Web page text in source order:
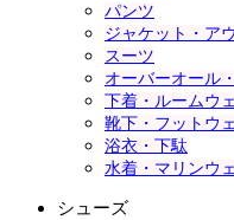
パンツ
ジャケット・ア
スーツ
オーバーオール
下着・ルームウ
靴下・フットウ
浴衣・下駄
水着・マリンウ
シューズ